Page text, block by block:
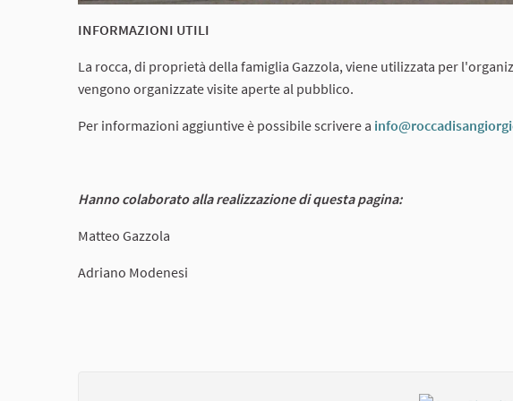
INFORMAZIONI UTILI
La rocca, di proprietà della famiglia Gazzola, viene utilizzata per
vengono organizzate visite aperte al pubblico.
Per informazioni aggiuntive è possibile scrivere a
Hanno colaborato alla realizzazione di questa pagina:
Matteo Gazzola
Adriano Modenesi